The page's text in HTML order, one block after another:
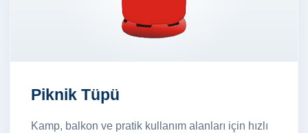
Piknik Tüpü
Kamp, balkon ve pratik kullanım alanları için hızlı